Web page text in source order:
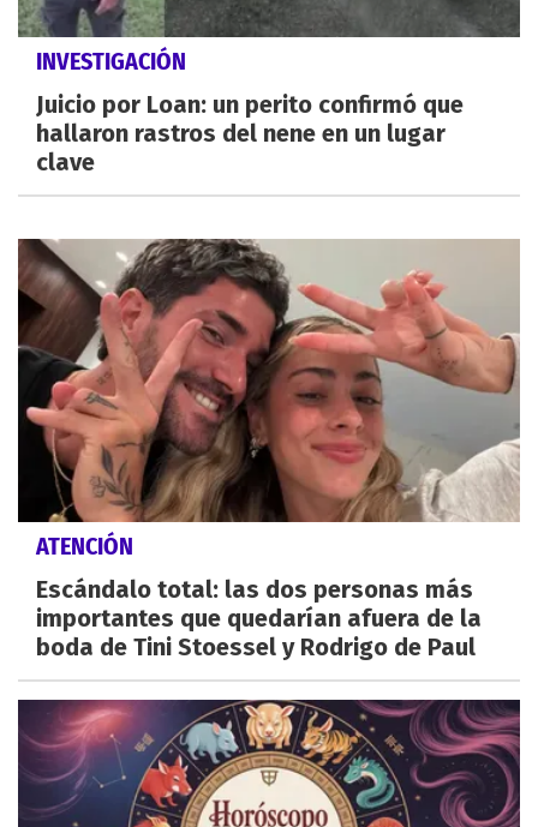
INVESTIGACIÓN
Juicio por Loan: un perito confirmó que
hallaron rastros del nene en un lugar
clave
ATENCIÓN
Escándalo total: las dos personas más
importantes que quedarían afuera de la
boda de Tini Stoessel y Rodrigo de Paul